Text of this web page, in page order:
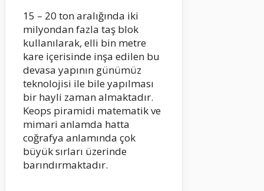
15 – 20 ton aralığında iki
milyondan fazla taş blok
kullanılarak, elli bin metre
kare içerisinde inşa edilen bu
devasa yapının günümüz
teknolojisi ile bile yapılması
bir hayli zaman almaktadır.
Keops piramidi matematik ve
mimari anlamda hatta
coğrafya anlamında çok
büyük sırları üzerinde
barındırmaktadır.